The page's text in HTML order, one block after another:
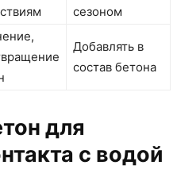
сезоном
Добавлять в
состав бетона
для
с водой